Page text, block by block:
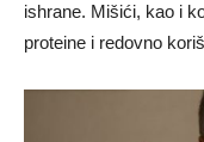
ishrane. Mišići, kao i
proteine i redovno